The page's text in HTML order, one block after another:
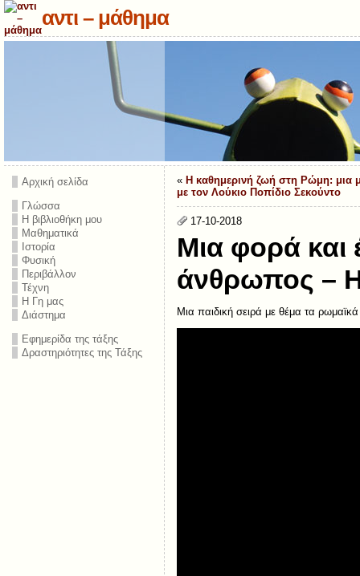
αντι – μάθημα
Αρχική σελίδα
Γλώσσα
Η βιβλιοθήκη μου
Μαθηματικά
Ιστορία
Φυσική
Περιβάλλον
Τέχνη
Η Γη μας
Διάστημα
Εφημερίδα της τάξης
Δραστηριότητες της Τάξης
« Η καθημερινή ζωή στη Ρώμη: μια
με τον Λούκιο Ποπίδιο Σεκούντο
17-10-2018
Μια φορά και
άνθρωπος –
Μια παιδική σειρά με θέμα τα